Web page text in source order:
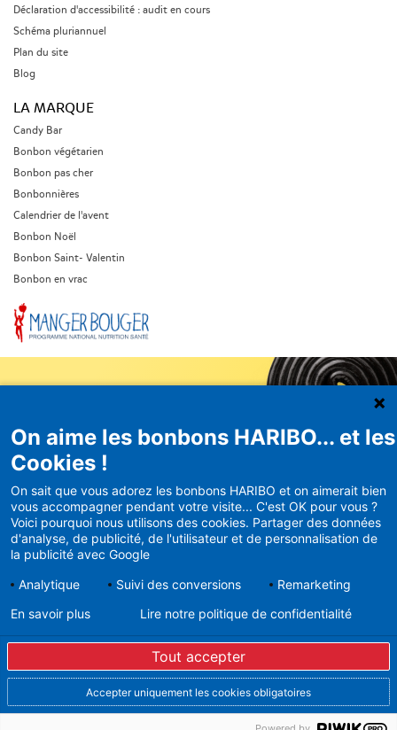
12,90 €
Déclaration d'accessibilité : audit en cours
Schéma pluriannuel
Plan du site
Blog
LA MARQUE
Candy Bar
Bonbon végétarien
Bonbon pas cher
Bonbonnières
Calendrier de l'avent
Bonbon Noël
Bonbon Saint- Valentin
Bonbon en vrac
Newsletter
HARIBO
Recevez en avant-première nos
bons plans et actualités
En vous inscrivant à la newsletter, vous acceptez de
recevoir des mails d’Haribo sur son actualité. Pour plus
d’informations sur la gestion de vos données
personnelles et pour exercer vos droits, merci de
consulter notrePolitique de Protection des Données
Vous pouvez à tout moment vous désinscrire dans la
On aime les bonbons HARIBO... et les
Cookies !
On sait que vous adorez les bonbons HARIBO et on aimerait bien
vous accompagner pendant votre visite... C'est OK pour vous ?
Voici pourquoi nous utilisons des cookies. Partager des données
d'analyse, de publicité, de l'utilisateur et de personnalisation de
la publicité avec Google
Analytique
Suivi des conversions Remarketing
Tout accepter
Accepter uniquement les cookies obligatoires
En savoir plus Lire notre politique de confidentialité